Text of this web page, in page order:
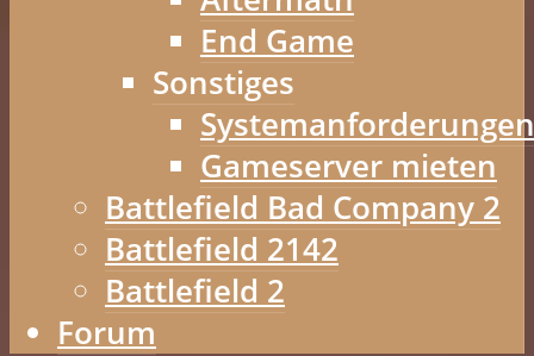
End Game
Sonstiges
Systemanforderungen
Gameserver mieten
Battlefield Bad Company 2
Battlefield 2142
Battlefield 2
Forum